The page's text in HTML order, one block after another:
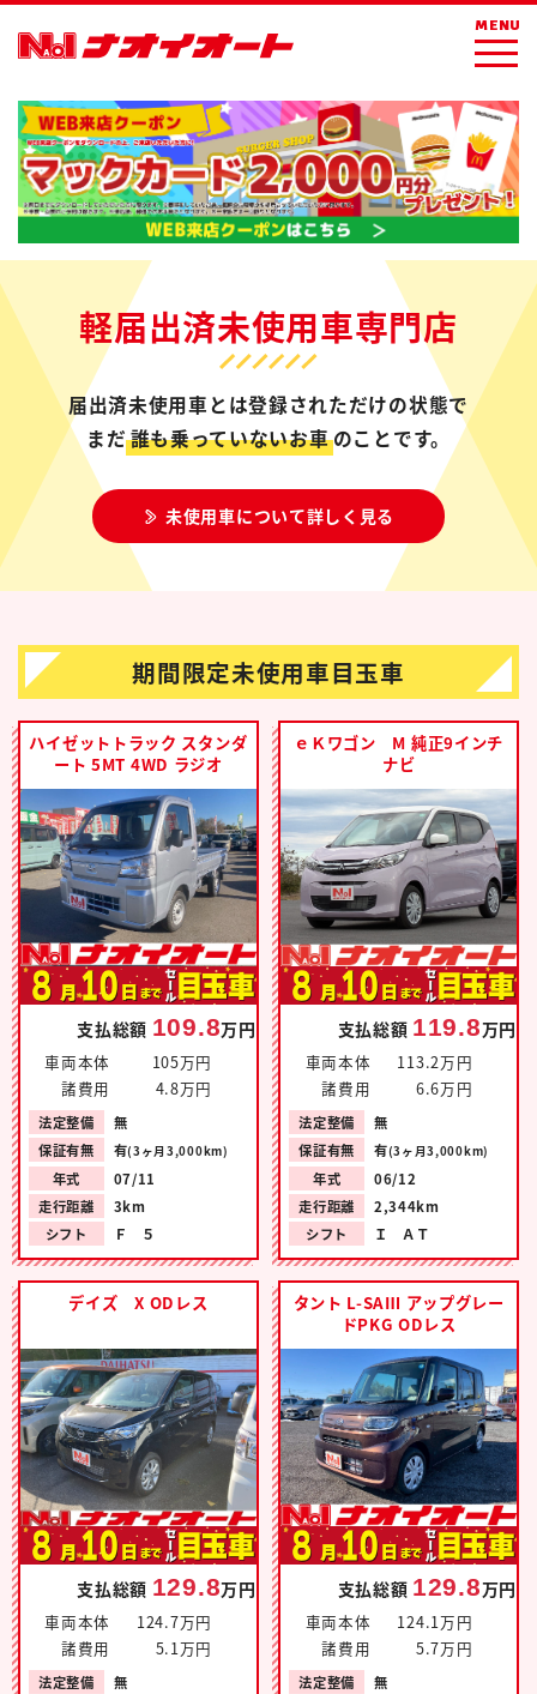
MENU
軽届出済未使用車専門店
届出済未使用車とは登録されただけの状態で
まだ誰も乗っていないお車のことです。
未使用車について詳しく見る
期間限定未使用車目玉車
ハイゼットトラック スタンダ
ート 5MT 4WD ラジオ
支払総額 109.8万円
車両本体
105万円
諸費用
4.8万円
法定整備
無
保証有無
有(3ヶ月3,000km)
年式
07/11
走行距離
3km
シフト
Ｆ ５
ｅＫワゴン M 純正9インチ
ナビ
支払総額 119.8万円
車両本体
113.2万円
諸費用
6.6万円
法定整備
無
保証有無
有(3ヶ月3,000km)
年式
06/12
走行距離
2,344km
シフト
Ｉ ＡＴ
デイズ X ODレス
支払総額 129.8万円
車両本体
124.7万円
諸費用
5.1万円
法定整備
無
タント L-SAⅢ アップグレー
ドPKG ODレス
支払総額 129.8万円
車両本体
124.1万円
諸費用
5.7万円
法定整備
無